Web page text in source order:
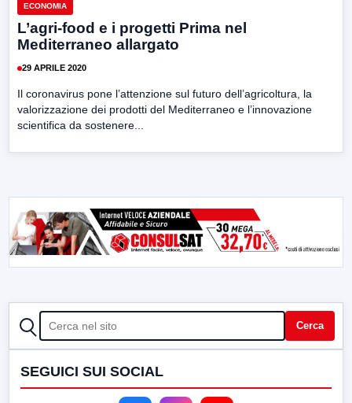
ECONOMIA
L’agri-food e i progetti Prima nel
Mediterraneo allargato
29 APRILE 2020
Il coronavirus pone l’attenzione sul futuro dell’agricoltura, la
valorizzazione dei prodotti del Mediterraneo e l’innovazione
scientifica da sostenere...
CERCA Cerca
SEGUICI SUI SOCIAL